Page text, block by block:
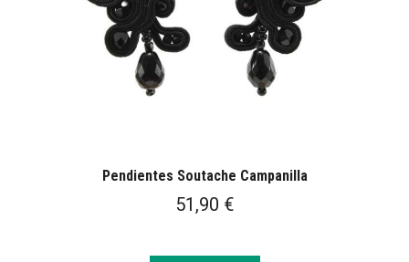
Pendientes Soutache Campanilla
51,90 €